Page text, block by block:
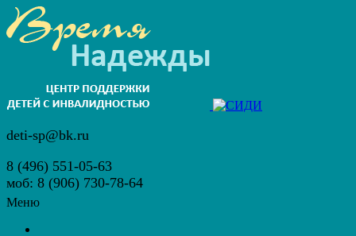
deti-sp@bk.ru
8 (496) 551-05-63
моб: 8 (906) 730-78-64
Меню